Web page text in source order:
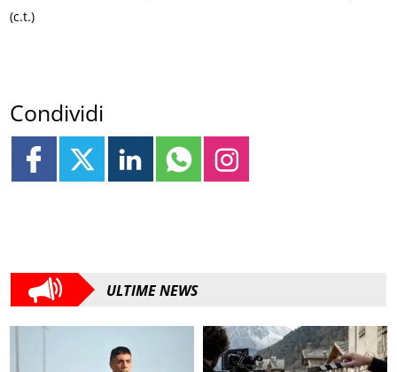
(c.t.)
Condividi
ULTIME NEWS